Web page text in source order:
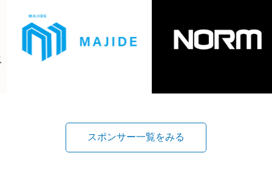
スポンサー一覧をみる